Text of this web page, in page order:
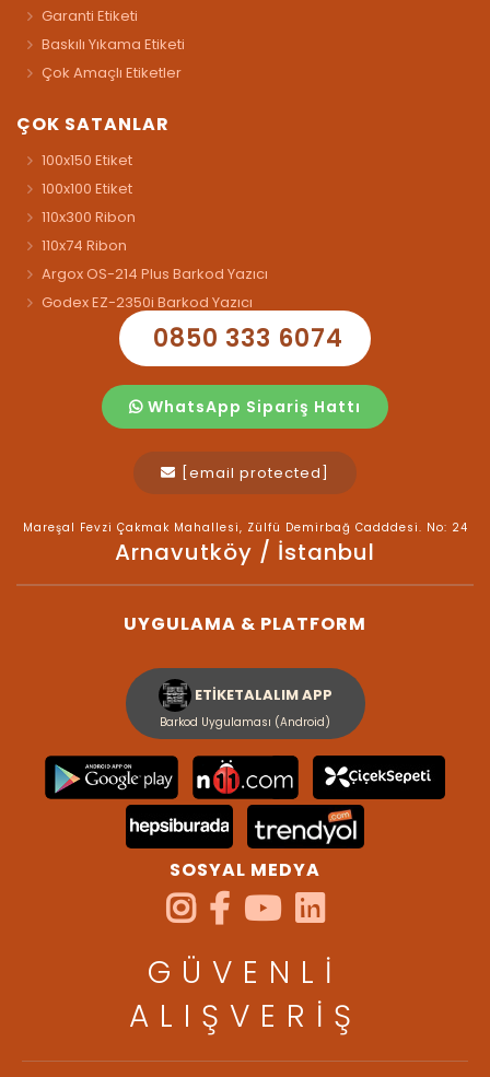
Garanti Etiketi
Baskılı Yıkama Etiketi
Çok Amaçlı Etiketler
ÇOK SATANLAR
100x150 Etiket
100x100 Etiket
110x300 Ribon
110x74 Ribon
Argox OS-214 Plus Barkod Yazıcı
Godex EZ-2350i Barkod Yazıcı
0850 333 6074
WhatsApp Sipariş Hattı
[email protected]
Mareşal Fevzi Çakmak Mahallesi, Zülfü Demirbağ Cadddesi. No: 24
Arnavutköy / İstanbul
UYGULAMA & PLATFORM
ETİKETALALIM APP
Barkod Uygulaması (Android)
SOSYAL MEDYA
GÜVENLİ
ALIŞVERİŞ